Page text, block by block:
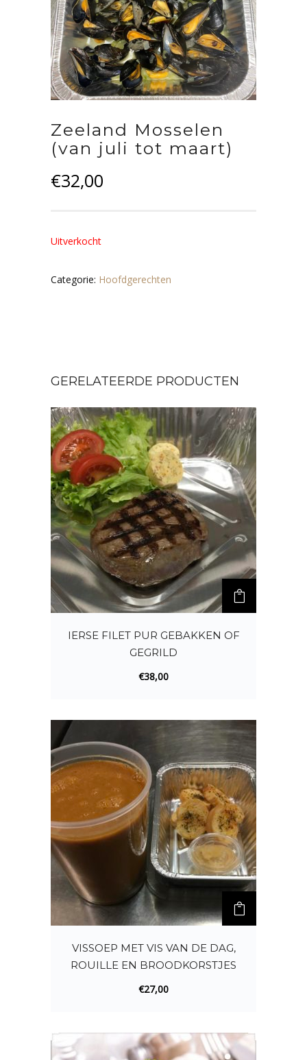
Zeeland Mosselen
(van juli tot maart)
€32,00
Uitverkocht
Categorie: Hoofdgerechten
GERELATEERDE PRODUCTEN
IERSE FILET PUR GEBAKKEN OF
GEGRILD
€38,00
VISSOEP MET VIS VAN DE DAG,
ROUILLE EN BROODKORSTJES
€27,00